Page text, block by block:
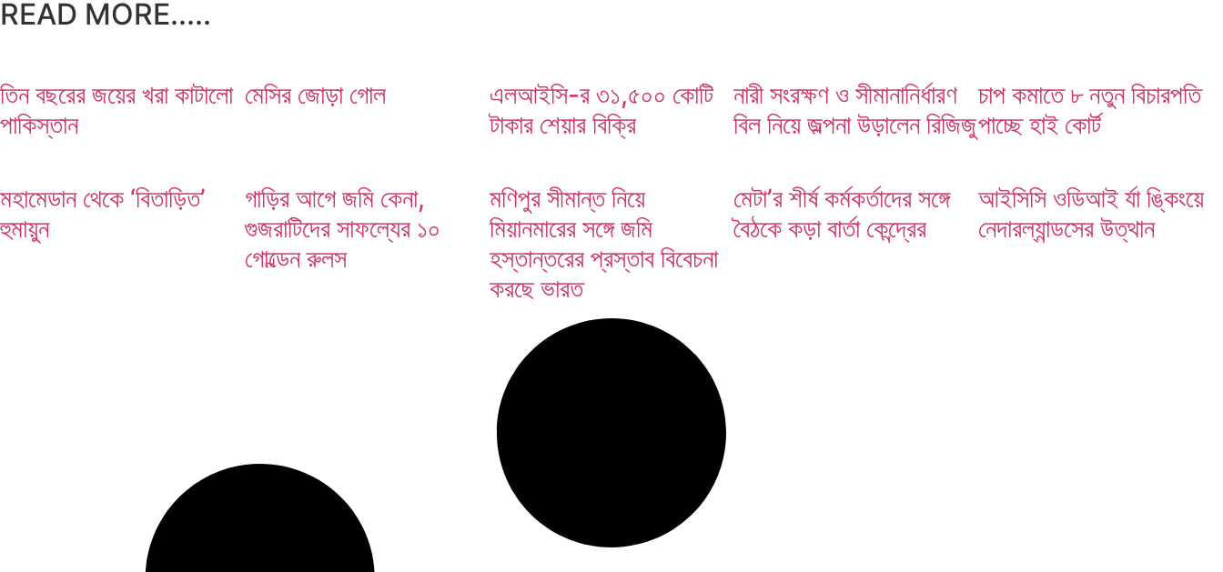
মেসির জোড়া গোল
READ MORE.....
তিন বছরের জয়ের খরা কাটালো
পাকিস্তান
মেসির জোড়া গোল
এলআইসি-র ৩১,৫০০ কোটি
টাকার শেয়ার বিক্রি
নারী সংরক্ষণ ও সীমানানির্ধারণ
বিল নিয়ে জল্পনা উড়ালেন রিজিজু
চাপ কমাতে ৮ নতুন বিচারপতি
পাচ্ছে হাই কোর্ট
মহামেডান থেকে ‘বিতাড়িত’
হুমায়ুন
গাড়ির আগে জমি কেনা,
গুজরাটিদের সাফল্যের ১০
গোল্ডেন রুলস
মণিপুর সীমান্ত নিয়ে
মিয়ানমারের সঙ্গে জমি
হস্তান্তরের প্রস্তাব বিবেচনা
করছে ভারত
মেটা’র শীর্ষ কর্মকর্তাদের সঙ্গে
বৈঠকে কড়া বার্তা কেন্দ্রের
আইসিসি ওডিআই র্যা ঙ্কিংয়ে
নেদারল্যান্ডসের উত্থান